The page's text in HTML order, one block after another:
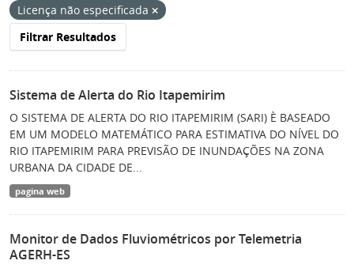
Licença não especificada
Filtrar Resultados
Sistema de Alerta do Rio Itapemirim
O SISTEMA DE ALERTA DO RIO ITAPEMIRIM (SARI) È BASEADO
EM UM MODELO MATEMÁTICO PARA ESTIMATIVA DO NÍVEL DO
RIO ITAPEMIRIM PARA PREVISÃO DE INUNDAÇÕES NA ZONA
URBANA DA CIDADE DE...
pagina web
Monitor de Dados Fluviométricos por Telemetria
AGERH-ES